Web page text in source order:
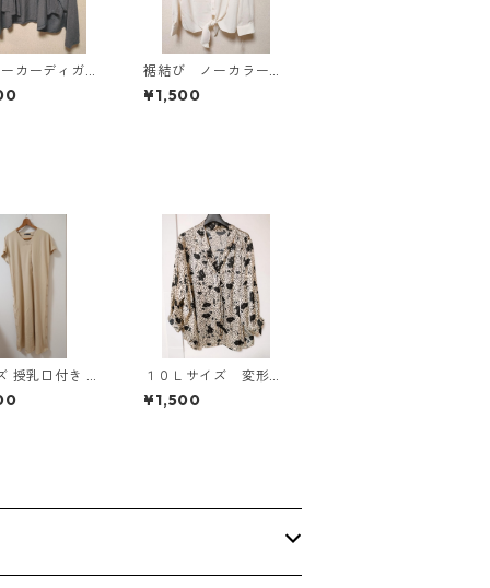
ーカーディガ
グレー K
裾結び ノーカラーブ
ラウス ３Ｌ アイボ
リー KAE-4813
¥1,500
サ
ンデザイン ワ
マタニティ
１０Ｌサイズ 変形ド
ット 花柄 ボウタイ
ブラウス オフホワイ
¥1,500